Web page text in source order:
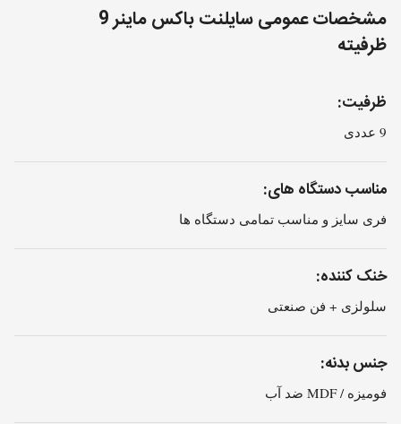
مشخصات عمومی سایلنت باکس ماینر 9
ظرفیته
ظرفیت:
9 عددی
مناسب دستگاه های:
فری سایز و مناسب تمامی دستگاه ها
خنک کننده:
سلولزی + فن صنعتی
جنس بدنه:
فومیزه / MDF ضد آب